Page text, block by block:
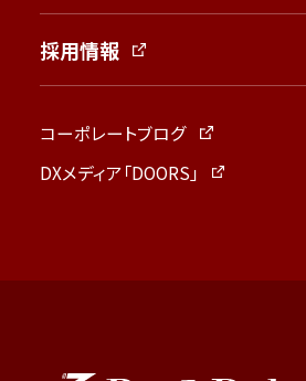
採用情報
コーポレートブログ
DXメディア「DOORS」